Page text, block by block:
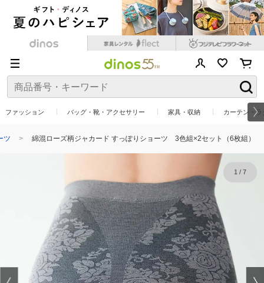
ファッション バッグ・靴・アクセサリー 家具・収納 カーテン・
ツ 綿混ローズ柄ジャカード すっぽりショーツ 3色組×2セット（6枚組）
1/ 7